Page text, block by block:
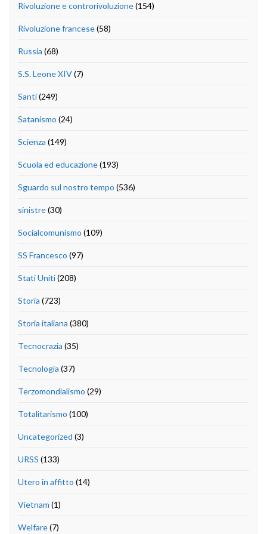
Rivoluzione e controrivoluzione(154)
Rivoluzione francese(58)
Russia (68)
S.S. Leone XIV(7)
Santi(249)
Satanismo (24)
Scienza (149)
Scuola ed educazione(193)
Sguardo sul nostro tempo (536)
sinistre(30)
Socialcomunismo (109)
SS Francesco (97)
Stati Uniti(208)
Storia (723)
Storia italiana (380)
Tecnocrazia (35)
Tecnologia (37)
Terzomondialismo (29)
Totalitarismo (100)
Uncategorized (3)
URSS (133)
Utero in affitto (14)
Vietnam (1)
Welfare(7)